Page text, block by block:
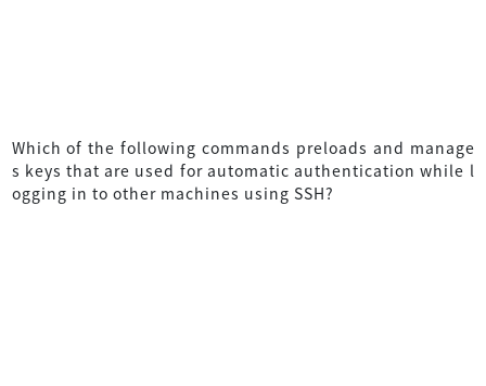
Which of the following commands preloads and manage
s keys that are used for automatic authentication while l
ogging in to other machines using SSH?